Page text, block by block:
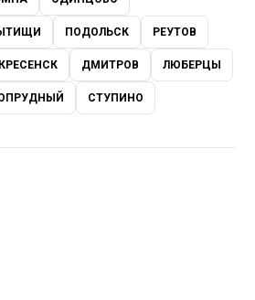
ПОДОЛЬСК РЕУТОВ
ДМИТРОВ ЛЮБЕРЦЫ
СТУПИНО